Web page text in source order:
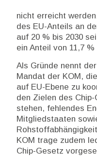
nicht erreicht
des EU-Anteils an
auf 20 % bis 2030
ein Anteil von 11,7
Als Gründe nennt
Mandat der KOM,
auf EU-Ebene zu
den Zielen des
stehen, fehlendes
Mitgliedstaaten
KOM trage zudem
Chip-Gesetz